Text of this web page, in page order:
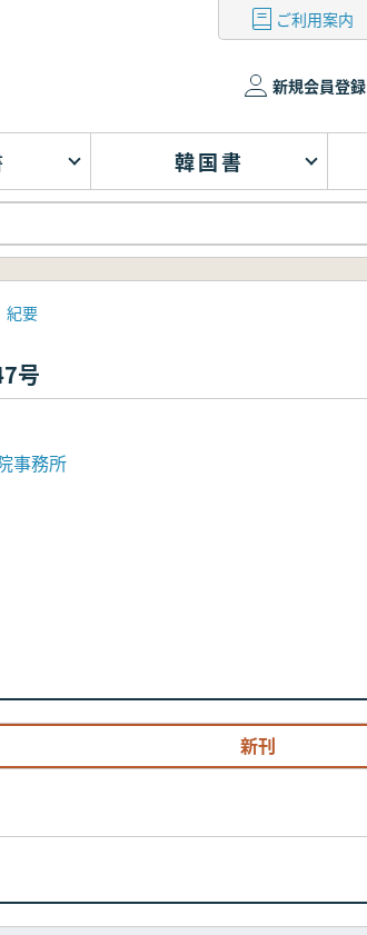
ご利用案内
新規会員登録
韓国書
紀要
号
事務所
新刊